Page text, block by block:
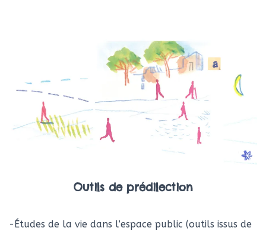
Outils de prédilection
-Études de la vie dans l’espace public (outils issus de